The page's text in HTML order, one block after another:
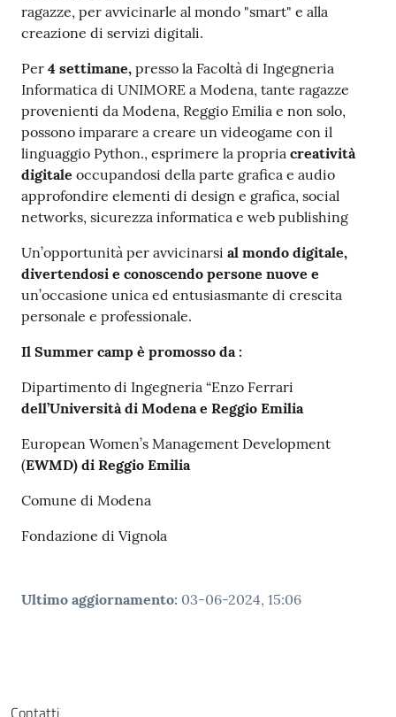
ragazze, per avvicinarle al mondo "smart" e alla
creazione di servizi digitali.
Per 4 settimane, presso la Facoltà di Ingegneria
Informatica di UNIMORE a Modena, tante ragazze
provenienti da Modena, Reggio Emilia e non solo,
possono imparare a creare un videogame con il
linguaggio Python., esprimere la propria creatività
digitale occupandosi della parte grafica e audio
approfondire elementi di design e grafica, social
networks, sicurezza informatica e web publishing
Un’opportunità per avvicinarsi al mondo digitale,
divertendosi e conoscendo persone nuove e
un’occasione unica ed entusiasmante di crescita
personale e professionale.
Il Summer camp è promosso da :
Dipartimento di Ingegneria “Enzo Ferrari
dell’Università di Modena e Reggio Emilia
European Women’s Management Development
(EWMD) di Reggio Emilia
Comune di Modena
Fondazione di Vignola
Ultimo aggiornamento: 03-06-2024, 15:06
Contatti